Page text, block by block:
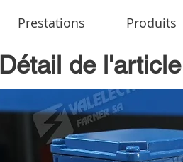
Prestations Produits
Détail de